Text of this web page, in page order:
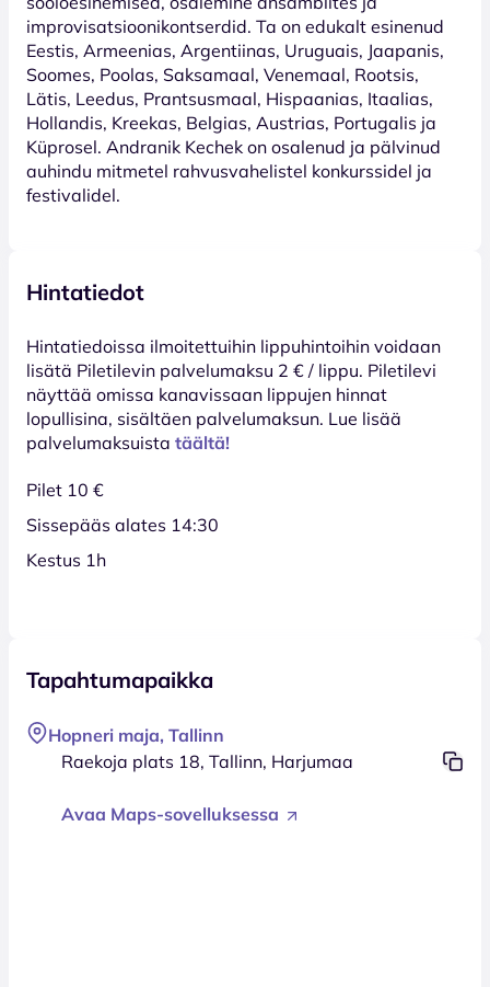
improvisatsioonikontserdid. Ta on edukalt esinenud
Eestis, Armeenias, Argentiinas, Uruguais, Jaapanis,
Soomes, Poolas, Saksamaal, Venemaal, Rootsis,
Lätis, Leedus, Prantsusmaal, Hispaanias, Itaalias,
Hollandis, Kreekas, Belgias, Austrias, Portugalis ja
Küprosel. Andranik Kechek on osalenud ja pälvinud
auhindu mitmetel rahvusvahelistel konkurssidel ja
festivalidel.
Hintatiedot
Hinta­tiedoissa ilmoitettuihin lippuhintoihin voidaan
lisätä Piletilevin palvelumaksu 2 € / lippu. Piletilevi
näyttää omissa kanavissaan lippujen hinnat
lopullisina, sisältäen palvelumaksun. Lue lisää
palvelumaksuista täältä!
Pilet 10 €
Sissepääs alates 14:30
Kestus 1h
Tapahtumapaikka
Hopneri maja, Tallinn
Raekoja plats 18, Tallinn, Harjumaa
Avaa Maps-sovelluksessa